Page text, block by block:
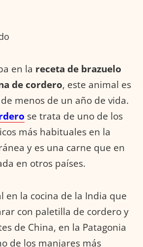
en la receta de brazuelo
de cordero, este animal es
menos de un año de vida.
se trata de uno de los
más habituales en la
y es una carne que en
en otros países.
en la cocina de la India que
con paletilla de cordero y
de China, en la Patagonia
de los manjares más